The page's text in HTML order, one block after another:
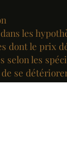
les
dont le prix
selon les
se